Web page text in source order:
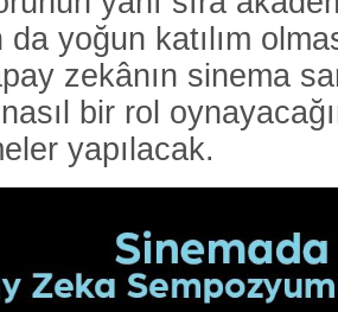
da yoğun katılım
zekânın sinema
nasıl bir rol
yapılacak.